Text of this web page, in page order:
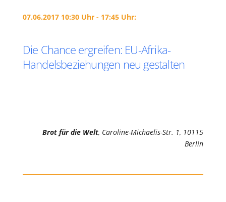
07.06.2017 10:30 Uhr - 17:45 Uhr:
Die Chance ergreifen: EU-Afrika-
Handelsbeziehungen neu gestalten
Brot für die Welt, Caroline-Michaelis-Str. 1, 10115
Berlin